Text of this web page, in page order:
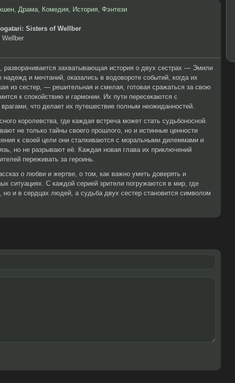
, Драма, Комедия, История, Фэнтези
Sisters of Wellber
Wellber
разворачивается захватывающая история о двух сестрах — Эмили
и мечтаний, оказались в водовороте событий, когда их
из сестер, — решительная и смелая, готовая сражаться за свою
к спокойствию и гармонии. Их пути пересекаются с
что делает их путешествие полным неожиданностей.
королевства, где каждая встреча может стать судьбоносной.
не только тайны своего прошлого, но и истинные ценности
к своей цели они сталкиваются с моральными дилеммами и
но не разрывают её. Каждая новая глава их приключений
переживать за героинь.
о любви и жертве, о том, как важно уметь доверять и
ситуациях. С каждой серией зрители погружаются в мир, где
но и в сердцах людей, а судьба двух сестер становится символом